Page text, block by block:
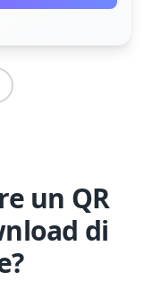
un QR
di